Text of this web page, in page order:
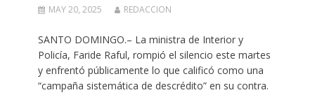
MAY 20, 2025 REDACCION
SANTO DOMINGO.– La ministra de Interior y
Policía, Faride Raful, rompió el silencio este martes
y enfrentó públicamente lo que calificó como una
“campaña sistemática de descrédito” en su contra.